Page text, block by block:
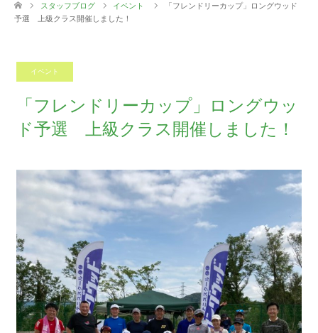
スタッフブログ イベント
「フレンドリーカップ」ロングウッド
予選 上級クラス開催しました！
イベント
「フレンドリーカップ」ロングウッ
ド予選 上級クラス開催しました！